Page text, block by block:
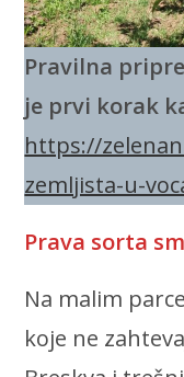
Pravilna
je prvi korak
https://
zemljista-u-
Prava sorta
Na malim
koje ne